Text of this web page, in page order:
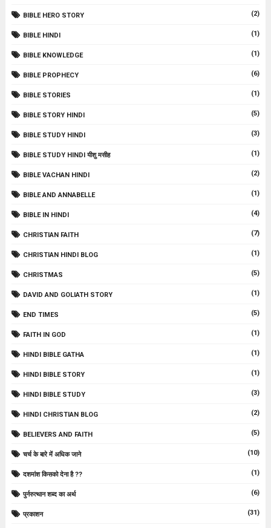
BIBLE HERO STORY (2)
BIBLE HINDI (1)
BIBLE KNOWLEDGE (1)
BIBLE PROPHECY (6)
BIBLE STORIES (1)
BIBLE STORY HINDI (5)
BIBLE STUDY HINDI (3)
BIBLE STUDY HINDI यीशु मसीह (1)
BIBLE VACHAN HINDI (2)
BIBLE AND ANNABELLE (1)
BIBLE IN HINDI (4)
CHRISTIAN FAITH (7)
CHRISTIAN HINDI BLOG (1)
CHRISTMAS (5)
DAVID AND GOLIATH STORY (1)
END TIMES (5)
FAITH IN GOD (1)
HINDI BIBLE GATHA (1)
HINDI BIBLE STORY (1)
HINDI BIBLE STUDY (3)
HINDI CHRISTIAN BLOG (2)
BELIEVERS AND FAITH (5)
चर्च के बारे में अधिक जाने (10)
दशमांश किसको देना है ?? (1)
पुर्नरुत्थान शब्द का अर्थ (6)
प्रकाशन (31)